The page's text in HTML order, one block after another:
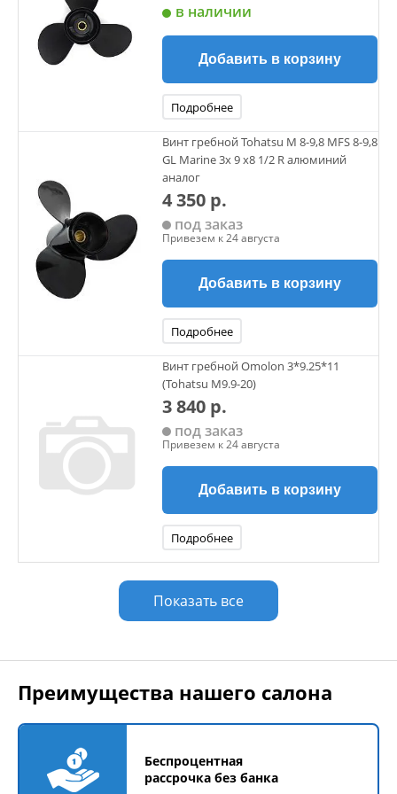
в наличии
Добавить в корзину
Подробнее
Винт гребной Tohatsu M 8-9,8 MFS 8-9,8
GL Marine 3х 9 х8 1/2 R алюминий
аналог
4 350 р.
под заказ
Привезем к 24 августа
Добавить в корзину
Подробнее
Винт гребной Omolon 3*9.25*11
(Tohatsu M9.9-20)
3 840 р.
под заказ
Привезем к 24 августа
Добавить в корзину
Подробнее
Показать все
Преимущества нашего салона
Беспроцентная
рассрочка без банка